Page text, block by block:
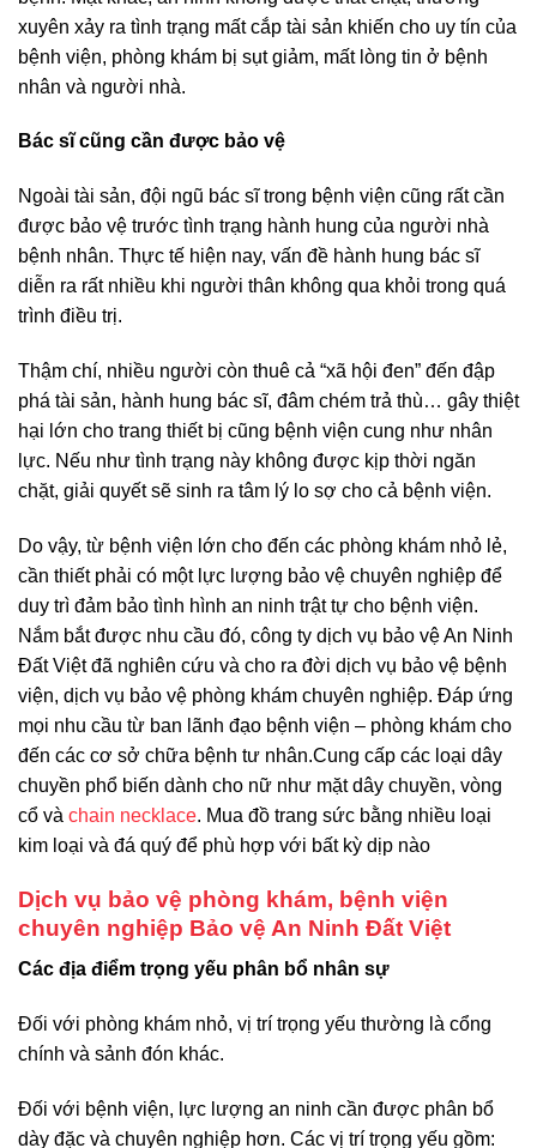
xuyên xảy ra tình trạng mất cắp tài sản khiến cho uy tín của
bệnh viện, phòng khám bị sụt giảm, mất lòng tin ở bệnh
nhân và người nhà.
Bác sĩ cũng cần được bảo vệ
Ngoài tài sản, đội ngũ bác sĩ trong bệnh viện cũng rất cần
được bảo vệ trước tình trạng hành hung của người nhà
bệnh nhân. Thực tế hiện nay, vấn đề hành hung bác sĩ
diễn ra rất nhiều khi người thân không qua khỏi trong quá
trình điều trị.
Thậm chí, nhiều người còn thuê cả “xã hội đen” đến đập
phá tài sản, hành hung bác sĩ, đâm chém trả thù… gây thiệt
hại lớn cho trang thiết bị cũng bệnh viện cung như nhân
lực. Nếu như tình trạng này không được kịp thời ngăn
chặt, giải quyết sẽ sinh ra tâm lý lo sợ cho cả bệnh viện.
Do vậy, từ bệnh viện lớn cho đến các phòng khám nhỏ lẻ,
cần thiết phải có một lực lượng bảo vệ chuyên nghiệp để
duy trì đảm bảo tình hình an ninh trật tự cho bệnh viện.
Nắm bắt được nhu cầu đó, công ty dịch vụ bảo vệ An Ninh
Đất Việt đã nghiên cứu và cho ra đời dịch vụ bảo vệ bệnh
viện, dịch vụ bảo vệ phòng khám chuyên nghiệp. Đáp ứng
mọi nhu cầu từ ban lãnh đạo bệnh viện – phòng khám cho
đến các cơ sở chữa bệnh tư nhân.Cung cấp các loại dây
chuyền phổ biến dành cho nữ như mặt dây chuyền, vòng
cổ và chain necklace. Mua đồ trang sức bằng nhiều loại
kim loại và đá quý để phù hợp với bất kỳ dịp nào
Dịch vụ bảo vệ phòng khám, bệnh viện
chuyên nghiệp Bảo vệ An Ninh Đất Việt
Các địa điểm trọng yếu phân bổ nhân sự
Đối với phòng khám nhỏ, vị trí trọng yếu thường là cổng
chính và sảnh đón khác.
Đối với bệnh viện, lực lượng an ninh cần được phân bổ
dày đặc và chuyên nghiệp hơn. Các vị trí trọng yếu gồm: